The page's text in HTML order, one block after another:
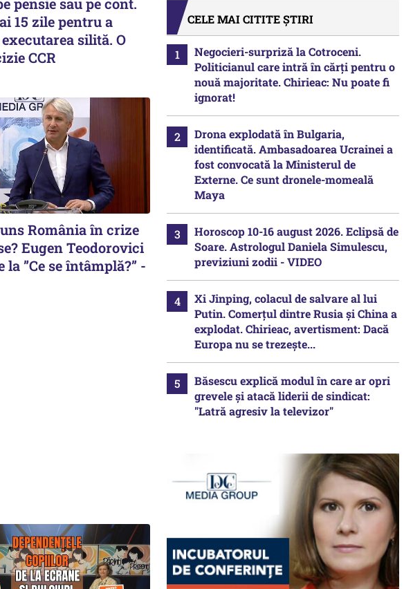
15 zile pentru a
silită. O
CCR
România în crize
Eugen Teodorovici
la ”Ce se întâmplă?” -
CELE MAI CITITE ȘTIRI
Negocieri-surpriză la Cotroceni.
Politicianul care intră în cărți pentru o
nouă majoritate. Chirieac: Nu poate fi
ignorat!
Drona explodată în Bulgaria,
identificată. Ambasadoarea Ucrainei a
fost convocată la Ministerul de
Externe. Ce sunt dronele-momeală
Maya
Horoscop 10-16 august 2026. Eclipsă de
Soare. Astrologul Daniela Simulescu,
previziuni zodii - VIDEO
Xi Jinping, colacul de salvare al lui
Putin. Comerțul dintre Rusia și China a
explodat. Chirieac, avertisment: Dacă
Europa nu se trezește...
Băsescu explică modul în care ar opri
grevele și atacă liderii de sindicat:
"Latră agresiv la televizor"